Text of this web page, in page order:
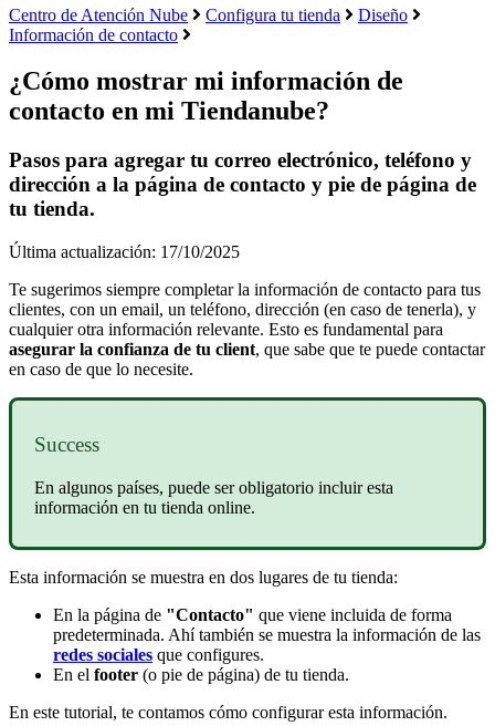
Centro de Atención Nube Configura tu tienda
Diseño
Información de contacto
¿Cómo mostrar mi información de
contacto en mi Tiendanube?
Pasos para agregar tu correo electrónico, teléfono y
dirección a la página de contacto y pie de página de
tu tienda.
Última actualización: 17/10/2025
Te sugerimos siempre completar la información de contacto para tus
clientes, con un email, un teléfono, dirección (en caso de tenerla), y
cualquier otra información relevante. Esto es fundamental para
asegurar la confianza de tu client, que sabe que te puede contactar
en caso de que lo necesite.
Success
En algunos países, puede ser obligatorio incluir esta
información en tu tienda online.
Esta información se muestra en dos lugares de tu tienda:
En la página de "Contacto" que viene incluida de forma
predeterminada. Ahí también se muestra la información de las
redes sociales que configures.
En el footer (o pie de página) de tu tienda.
En este tutorial, te contamos cómo configurar esta información.